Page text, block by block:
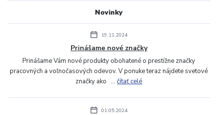
Novinky
19.11.2024
Prinášame nové značky
Prinášame Vám nové produkty obohatené o prestížne značky
pracovných a voľnočasových odevov. V ponuke teraz nájdete svetové
značky ako ...čítať celé
01.05.2024